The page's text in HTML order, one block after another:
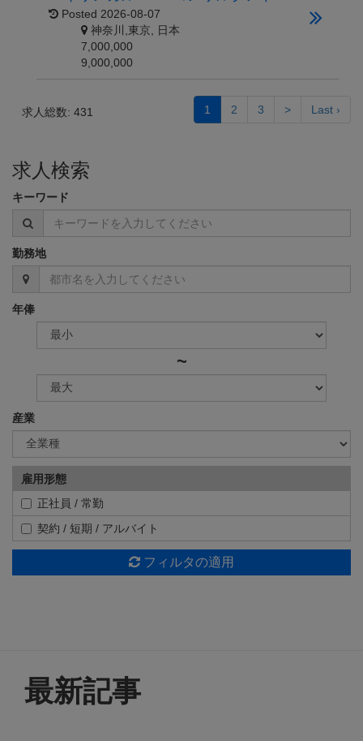
Posted 2026-08-07
神奈川,東京, 日本
7,000,000
9,000,000
求人総数: 431 1 2 3 > Last ›
求人検索
キーワード
勤務地
年俸
~
産業
雇用形態
正社員 / 常勤
契約 / 短期 / アルバイト
フィルタの適用
最新記事